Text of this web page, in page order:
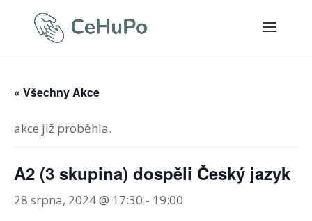
« Všechny Akce
akce již proběhla.
A2 (3 skupina) dospěli Český jazyk
28 srpna, 2024 @ 17:30 - 19:00